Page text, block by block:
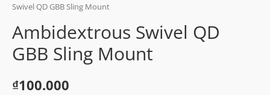
Swivel QD GBB Sling Mount
Ambidextrous Swivel QD
GBB Sling Mount
₫100.000